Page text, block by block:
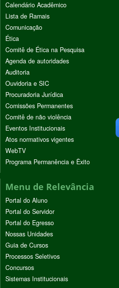
Calendário Acadêmico
Lista de Ramais
Comunicação
Ética
Comitê de Ética na Pesquisa
Agenda de autoridades
Auditoria
Ouvidoria e SIC
Procuradoria Jurídica
Comissões Permanentes
Comitê de não violência
Eventos Institucionais
Atos normativos vigentes
WebTV
Programa Permanência e Êxito
Menu de Relevância
Portal do Aluno
Portal do Servidor
Portal do Egresso
Nossas Unidades
Guia de Cursos
Processos Seletivos
Concursos
Sistemas Institucionais